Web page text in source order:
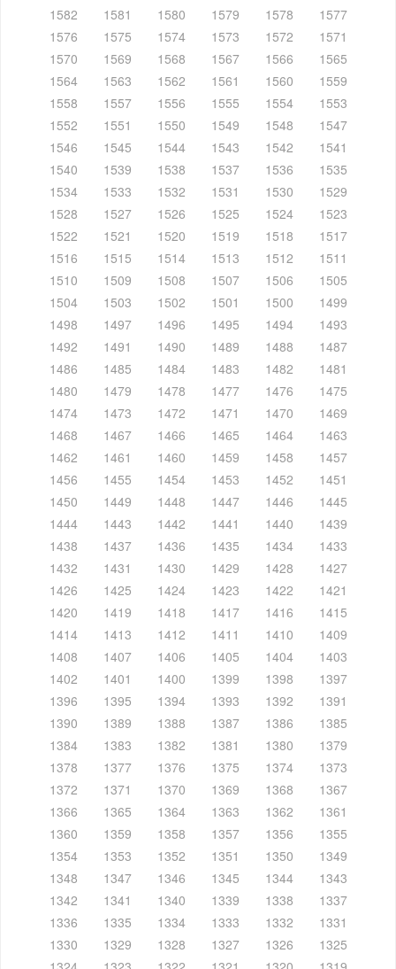
1582
1581 1580 1579 1578
1577
1576
1575 1574 1573 1572
1571
1570
1569 1568 1567 1566
1565
1564
1563 1562 1561 1560
1559
1558
1557 1556 1555 1554
1553
1552
1551 1550 1549 1548
1547
1546
1545 1544 1543 1542
1541
1540
1539 1538 1537 1536
1535
1534
1533 1532 1531 1530
1529
1528
1527 1526 1525 1524
1523
1522
1521 1520 1519 1518
1517
1516
1515 1514 1513 1512
1511
1510
1509 1508 1507 1506
1505
1504
1503 1502 1501 1500
1499
1498
1497 1496 1495 1494
1493
1492
1491 1490 1489 1488
1487
1486
1485 1484 1483 1482
1481
1480
1479 1478 1477 1476
1475
1474
1473 1472 1471 1470
1469
1468
1467 1466 1465 1464
1463
1462
1461 1460 1459 1458
1457
1456
1455 1454 1453 1452
1451
1450
1449 1448 1447 1446
1445
1444
1443 1442 1441 1440
1439
1438
1437 1436 1435 1434
1433
1432
1431 1430 1429 1428
1427
1426
1425 1424 1423 1422
1421
1420
1419 1418 1417 1416
1415
1414
1413 1412 1411 1410
1409
1408
1407 1406 1405 1404
1403
1402
1401 1400 1399 1398
1397
1396
1395 1394 1393 1392
1391
1390
1389 1388 1387 1386
1385
1384
1383 1382 1381 1380
1379
1378
1377 1376 1375 1374
1373
1372
1371 1370 1369 1368
1367
1366
1365 1364 1363 1362
1361
1360
1359 1358 1357 1356
1355
1354
1353 1352 1351 1350
1349
1348
1347 1346 1345 1344
1343
1342
1341 1340 1339 1338
1337
1336
1335 1334 1333 1332
1331
1330
1329 1328 1327 1326
1325